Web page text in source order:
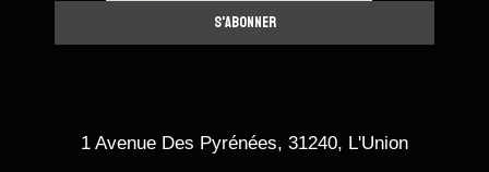
1 Avenue Des Pyrénées, 31240, L'Union